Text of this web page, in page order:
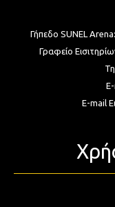
Γήπεδο SUNEL Arena:
Γραφείο
E-mail